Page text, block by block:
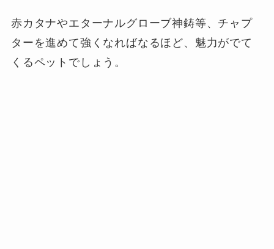
赤カタナやエターナルグローブ神鋳等、チャプ
ターを進めて強くなればなるほど、魅力がでて
くるペットでしょう。